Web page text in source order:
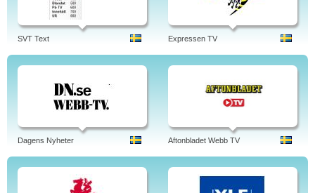
SVT Text Expressen TV
Dagens Nyheter Aftonbladet Webb TV